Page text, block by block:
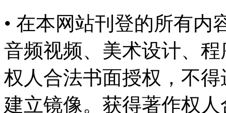
• 在本网站刊登的所有内
音频视频、美术设计、
权人合法书面授权，不
建立镜像。获得著作权